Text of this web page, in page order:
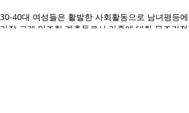
30-40대 여성들은 활발한 사회활동으로 남녀평등에
가장 크게 일조한 계층들로서 가족에 대한 무조건적